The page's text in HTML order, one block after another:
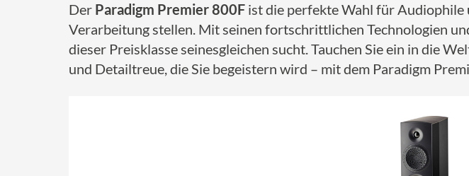
Der Paradigm Premier 800F ist die perfekte Wahl für Audiophile
Verarbeitung stellen. Mit seinen fortschrittlichen Technologien
dieser Preisklasse seinesgleichen sucht. Tauchen Sie ein in die
und Detailtreue, die Sie begeistern wird – mit dem Paradigm